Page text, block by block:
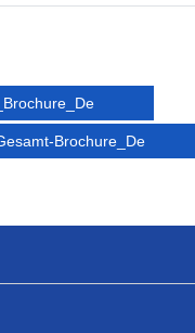
Brochure_De